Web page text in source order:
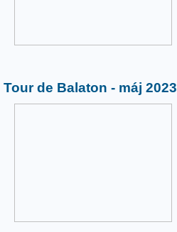
Tour de Balaton - máj 2023